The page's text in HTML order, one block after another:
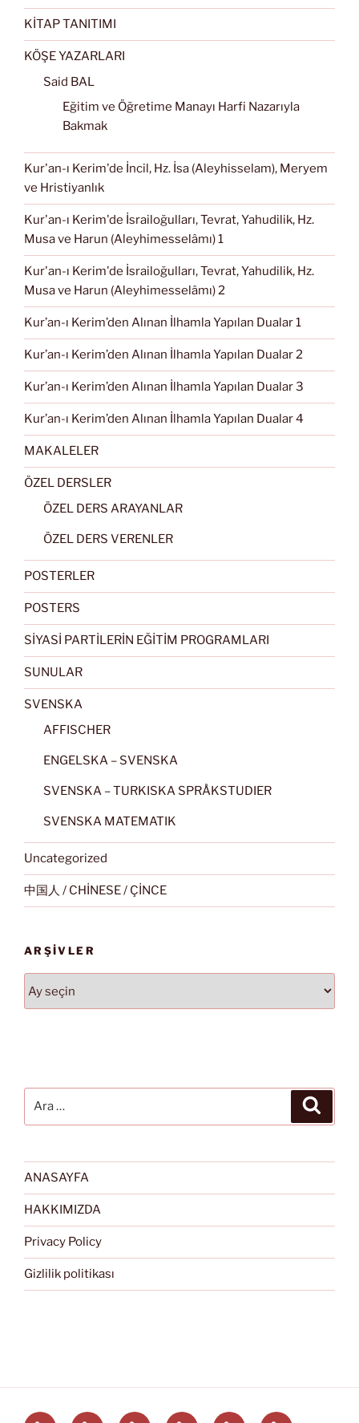
KİTAP TANITIMI
KÖŞE YAZARLARI
Said BAL
Eğitim ve Öğretime Manayı Harfi Nazarıyla
Bakmak
Kur'an-ı Kerim'de İncil, Hz. İsa (Aleyhisselam), Meryem
ve Hristiyanlık
Kur'an-ı Kerim'de İsrailoğulları, Tevrat, Yahudilik, Hz.
Musa ve Harun (Aleyhimesselâmı) 1
Kur'an-ı Kerim'de İsrailoğulları, Tevrat, Yahudilik, Hz.
Musa ve Harun (Aleyhimesselâmı) 2
Kur’an-ı Kerim’den Alınan İlhamla Yapılan Dualar 1
Kur’an-ı Kerim’den Alınan İlhamla Yapılan Dualar 2
Kur’an-ı Kerim’den Alınan İlhamla Yapılan Dualar 3
Kur’an-ı Kerim’den Alınan İlhamla Yapılan Dualar 4
MAKALELER
ÖZEL DERSLER
ÖZEL DERS ARAYANLAR
ÖZEL DERS VERENLER
POSTERLER
POSTERS
SİYASİ PARTİLERİN EĞİTİM PROGRAMLARI
SUNULAR
SVENSKA
AFFISCHER
ENGELSKA – SVENSKA
SVENSKA – TURKISKA SPRÅKSTUDIER
SVENSKA MATEMATIK
Uncategorized
中国人 / CHİNESE / ÇİNCE
ARŞIVLER
ANASAYFA
HAKKIMIZDA
Privacy Policy
Gizlilik politikası